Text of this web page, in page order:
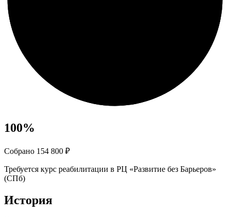
100%
Собрано 154 800 ₽
Требуется курс реабилитации в РЦ «Развитие без Барьеров»
(СПб)
История